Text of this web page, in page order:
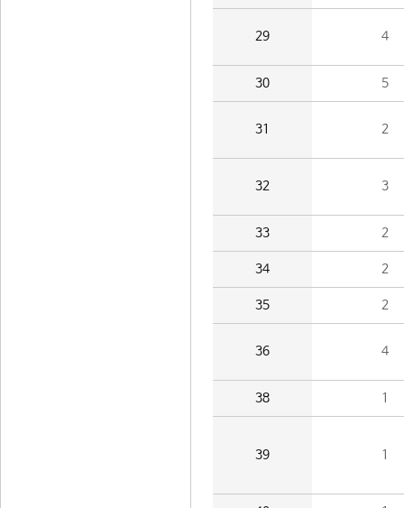
29 4
30 5
31 2
32 3
33 2
34 2
35 2
36 4
38 1
39 1